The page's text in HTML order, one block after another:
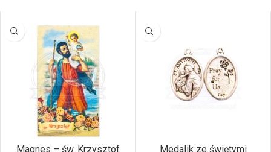
Magnes – św. Krzysztof Medalik ze świętymi